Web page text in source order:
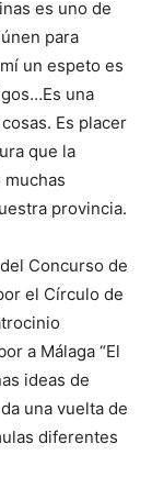
es uno de
para
un espeto es
una
Es placer
que la
provincia.
Concurso de
el Círculo de
a Málaga “El
ideas de
una vuelta de
diferentes